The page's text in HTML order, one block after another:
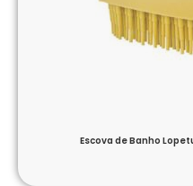
Escova de Banho